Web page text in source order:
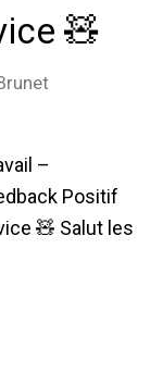
🧸
–
Positif
🧸 Salut les